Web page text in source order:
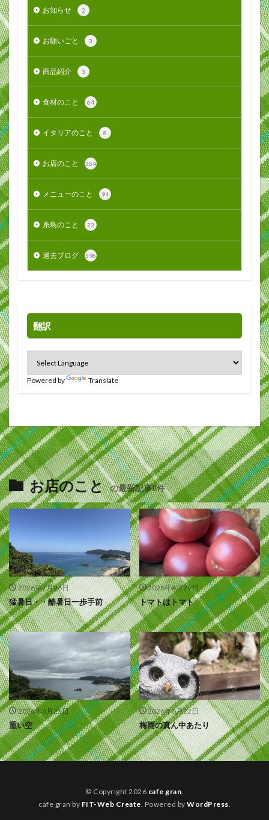
お知らせ 2
お願いごと 3
商品紹介 3
食材のこと 64
イタリアのこと 8
お店のこと 354
メニューのこと 94
糸島のこと 22
過去ブログ 598
翻訳
Powered by Translate
お店のこと の最新記事8件
2026年7月26日
猛暑日・・酷暑日一歩手前
2026年6月29日
トマトはトマト
2026年6月25日
重い空
2026年6月22日
梅雨の真ん中あたり
© Copyright 2026 cafe gran.
cafe gran by FIT-Web Create. Powered by WordPress.